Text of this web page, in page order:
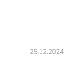
оптимальный
25.12.2024